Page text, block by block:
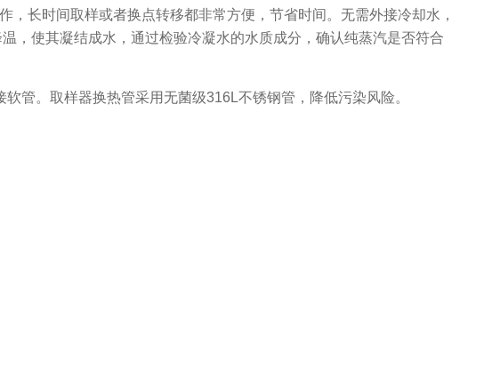
长时间取样或者换点转移都非常方便，节省时间。无需外接冷却水，
，使其凝结成水，通过检验冷凝水的水质成分，确认纯蒸汽是否符合
。取样器换热管采用无菌级316L不锈钢管，降低污染风险。